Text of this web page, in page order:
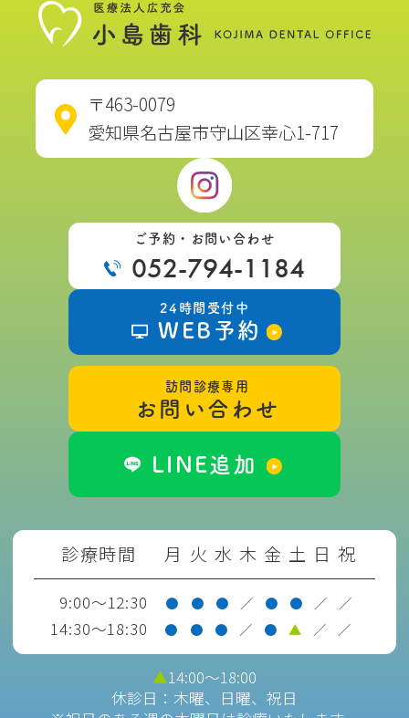
・入れ歯の種類などにより、土台となる
・治療時に出血を伴う可能性がありま
す。
・入れ歯装着時に違和感が出る場合があ
・顎の骨が痩せると入れ歯が合わなくな
り、調整（修理）が必要になる場合があ
ります。
＜インプラント＞
・骨が成長途中であるお子さん（およそ
18歳未満のかた）は、インプラント治療
はできません。
生物質等を使用するため、妊娠中のか
た、妊娠の可能性のあるかた、授乳中の
かたは、インプラント治療を控えてくだ
さい。
・心疾患、骨粗しょう症など内科的な疾
〒463-0079
愛知県名古屋市守山区幸心1-717
ご予約・お問い合わせ
052-794-1184
24時間受付中
WEB予約
訪問診療専用
お問い合わせ
LINE追加
診療時間 月 火 水 木 金 土 日 祝
9:00～12:30 ● ● ● ／ ● ● ／ ／
14:30～18:30 ● ● ● ／ ● ▲ ／ ／
▲14:00〜18:00
休診日：木曜、日曜、祝日